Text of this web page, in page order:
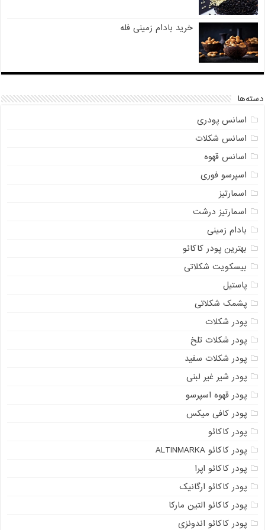
خرید بادام زمینی فله
دسته‌ها
اسانس پودری
اسانس شکلات
اسانس قهوه
اسپرسو فوری
اسمارتیز
اسمارتیز درشت
بادام زمینی
بهترین پودر کاکائو
بیسکویت شکلاتی
پاستیل
پشمک شکلاتی
پودر شکلات
پودر شکلات تلخ
پودر شکلات سفید
پودر شیر غیر لبنی
پودر قهوه اسپرسو
پودر کافی میکس
پودر کاکائو
پودر کاکائو ALTINMARKA
پودر کاکائو اپرا
پودر کاکائو ارگانیک
پودر کاکائو التین مارکا
پودر کاکائو اندونزی